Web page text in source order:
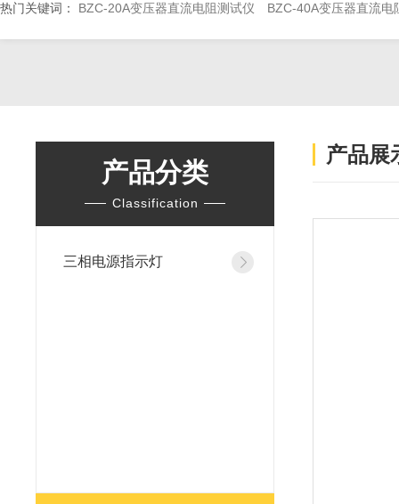
热门关键词： BZC-20A变压器直流电阻测试仪 BZC-40A变压器直流电
产品分类
Classification
三相电源指示灯
产品展